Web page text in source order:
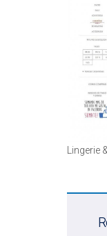
Lingerie